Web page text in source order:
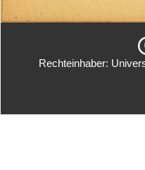
Rechteinhaber: